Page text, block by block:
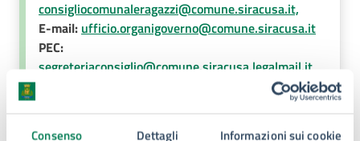
Consenso Dettagli Informazioni sui cookie
consigliocomunaleragazzi@comune.siracusa.it,
E-mail: ufficio.organigoverno@comune.siracusa.it
PEC:
segreteriaconsiglio@comune.siracusa.legalmail.it